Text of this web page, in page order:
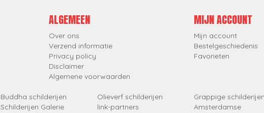
ALGEMEEN
Over ons
Verzend informatie
Privacy policy
Disclaimer
Algemene voorwaarden
MIJN ACCOUNT
Mijn account
Bestelgeschiedenis
Favorieten
Buddha schilderijen
Schilderijen Galerie
Olieverf schilderijen
link-partners
Grappige schilderijen
Amsterdamse